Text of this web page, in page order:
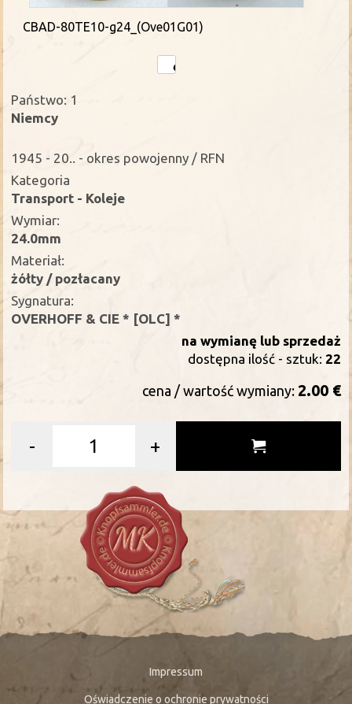
CBAD-80TE10-g24_(Ove01G01)
Państwo: 1
Niemcy
1945 - 20.. - okres powojenny / RFN
Kategoria
Transport - Koleje
Wymiar:
24.0mm
Materiał:
żółty / pozłacany
Sygnatura:
OVERHOFF & CIE * [OLC] *
na wymianę lub sprzedaż
dostępna ilość - sztuk: 22
cena / wartość wymiany: 2.00 €
- +
Impressum
Oświadczenie o ochronie prywatności